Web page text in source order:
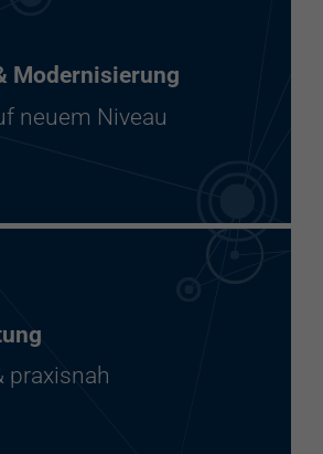
Modernisierung
neuem Niveau
praxisnah